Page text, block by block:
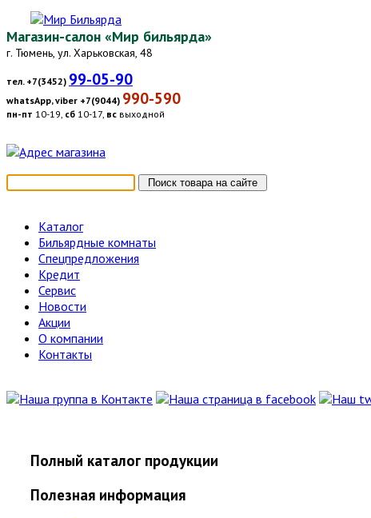
Магазин-салон «Мир бильярда»
г. Тюмень, ул. Харьковская, 48
тел. +7(3452) 99-05-90
whatsApp, viber +7(9044) 990-590
пн-пт 10-19, сб 10-17, вс выходной
Каталог
Бильярдные комнаты
Спецпредложения
Кредит
Сервис
Новости
Акции
О компании
Контакты
Полный каталог продукции
Полезная информация